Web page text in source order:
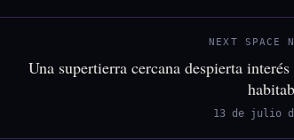
NEXT SPACE
Una supertierra cercana despierta
13 de julio